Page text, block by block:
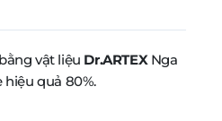
vật liệu Dr.ARTEXNga
hiệu quả 80%.